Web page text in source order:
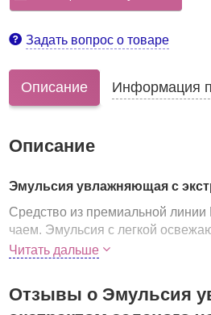
Задать вопрос о товаре
Описание Информация
Описание
Эмульсия увлажняющая с
Средство из премиальной
чаем. Эмульсия с легкой
увлажняет и витаминизирует
Экстракт зеленого чая в
противовоспалительное и
Читать дальше
Отзывы о Эмульсия